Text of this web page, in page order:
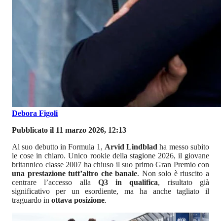
Debora Figoli
Pubblicato il 11 marzo 2026, 12:13
Al suo debutto in Formula 1, Arvid Lindblad ha messo subito
le cose in chiaro. Unico rookie della stagione 2026, il giovane
britannico classe 2007 ha chiuso il suo primo Gran Premio con
una prestazione tutt’altro che banale. Non solo è riuscito a
centrare l’accesso alla Q3 in qualifica, risultato già
significativo per un esordiente, ma ha anche tagliato il
traguardo in ottava posizione.